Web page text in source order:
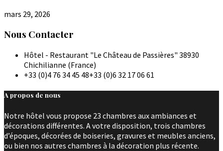
mars 29, 2026
Nous Contacter
Hôtel - Restaurant "Le Château de Passières" 38930
Chichilianne (France)
+33 (0)4 76 34 45 48+33 (0)6 32 17 06 61
A propos de nous
Notre hôtel vous propose 23 chambres aux ambiances et
décorations différentes. A votre disposition, trois chambres
d’époques, décorées de boiseries, gravures et meubles anciens,
ou bien nos autres chambres à la décoration plus récente.